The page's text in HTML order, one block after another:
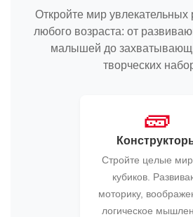
Откройте мир увлекательных
любого возраста: от
малышей до
творческих
🧱
Стройте целые
кубиков.
моторику,
логическое